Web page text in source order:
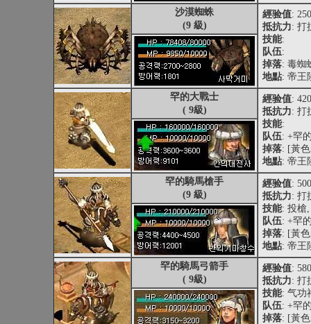
沙漠蜘蛛
(9 級)
經验值:
抵抗力: 打
技能:
队伍:
掉落: 毒蜘
地點: 帝王
罕的大戰士
( 9級)
經验值:
抵抗力: 打
技能:
队伍: +罕
掉落: [黃
地點: 帝王
罕的騎馬槍手
(9 級)
經验值:
抵抗力: 打
技能: 投槍
队伍: +罕
掉落: [黃
地點: 帝王
罕的騎馬弓箭手
( 9級)
經验值:
抵抗力: 打
技能: 气功
队伍: +罕
掉落: [黃